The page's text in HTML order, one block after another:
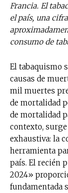
Francia. El
el país, una
consumo de
El tabaquismo
causas de
mil muertes
de mortalidad
de mortalidad
contexto,
exhaustiva: la
herramienta
país. El recién
2024»
fundamentada